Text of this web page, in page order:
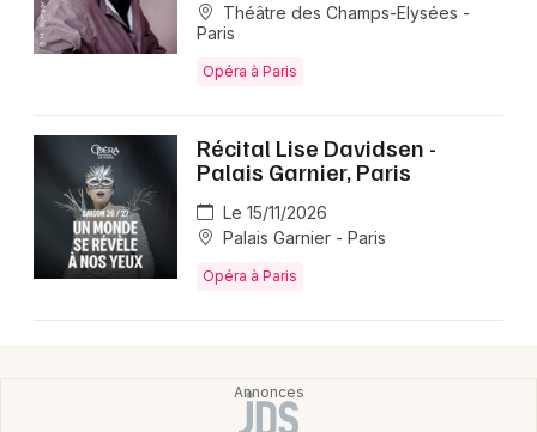
Théâtre des Champs-Elysées -
Paris
Opéra à Paris
Récital Lise Davidsen -
Palais Garnier, Paris
Le 15/11/2026
Palais Garnier - Paris
Opéra à Paris